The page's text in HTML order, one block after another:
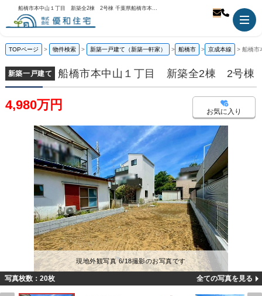
船橋市本中山１丁目 新築全2棟 2号棟 千葉県船橋市本中山1丁目｜4,980万円の新築一戸建て｜株式会社優和住宅
TOPページ 物件検索 新築一戸建て（新築一軒家） 船橋市 京成本線 船橋
新築一戸建て 船橋市本中山１丁目 新築全2棟 2号棟
4,980万円 お気に入り
現地外観写真 6/18撮影のお写真です
写真枚数：20枚 全ての写真を見る